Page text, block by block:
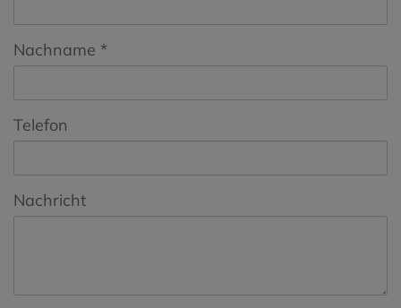
Nachname
Telefon
Nachricht